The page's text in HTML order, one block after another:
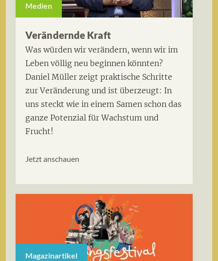
Medien
Verändernde Kraft
Was würden wir verändern, wenn wir im
Leben völlig neu beginnen könnten?
Daniel Müller zeigt praktische Schritte
zur Veränderung und ist überzeugt: In
uns steckt wie in einem Samen schon das
ganze Potenzial für Wachstum und
Frucht!
Jetzt anschauen
Magazinartikel